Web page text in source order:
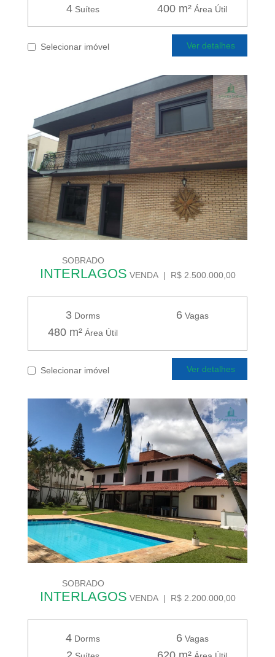
4 Suítes 400 m² Área Útil
Selecionar imóvel Ver detalhes
SOBRADO
INTERLAGOS VENDA | R$ 2.500.000,00
3 Dorms 6Vagas
480 m² Área Útil
Selecionar imóvel Ver detalhes
SOBRADO
INTERLAGOS VENDA | R$ 2.200.000,00
4 Dorms 6Vagas